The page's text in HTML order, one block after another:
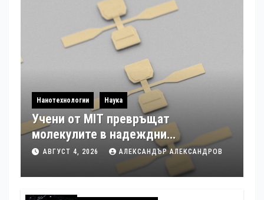
Нанотехнологии Наука
Учени от MIT превръщат
молекулите в надеждни
електронни устройства
АВГУСТ 4, 2026 АЛЕКСАНДЪР АЛЕКСАНДРОВ